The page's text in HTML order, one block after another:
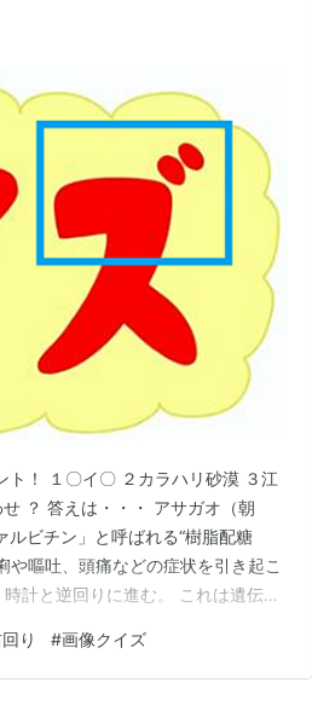
ト！ １〇イ〇 ２カラハリ砂漠 ３江
？ 答えは・・・ アサガオ（朝
ビチン」と呼ばれる“樹脂配糖
嘔吐、頭痛などの症状を引き起こ
計と逆回りに進む。 これは遺伝子
花のギフト社 …
り #画像クイズ